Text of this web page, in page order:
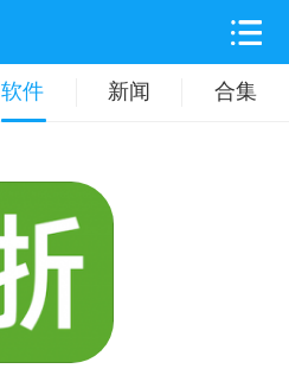
软件 新闻 合集
旅游出行